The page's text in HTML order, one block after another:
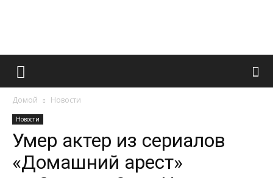
Французский
и
Домой Новости
Новости
Умер актер из сериалов
«Домашний арест»